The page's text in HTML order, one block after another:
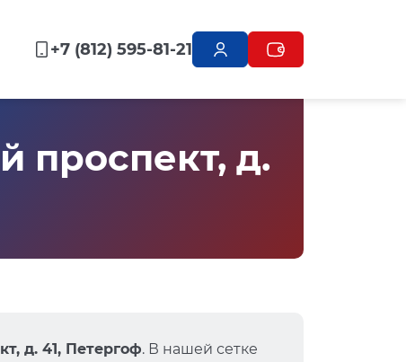
+7 (812) 595-81-21
проспект, д.
д. 41, Петергоф. В нашей сетке